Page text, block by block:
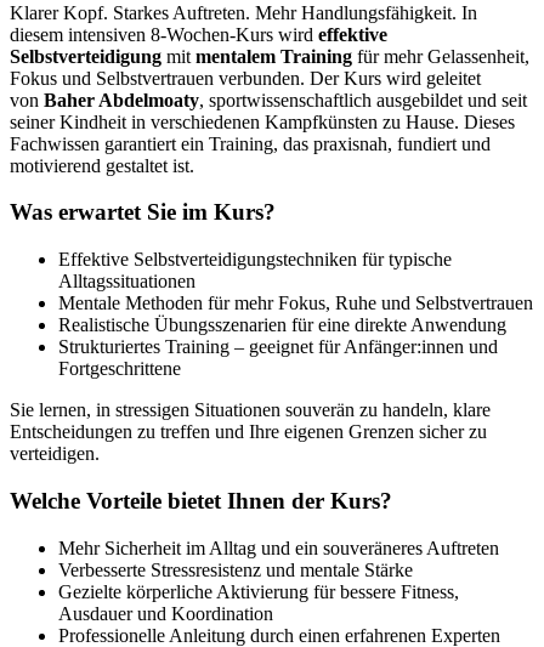
Klarer Kopf. Starkes Auftreten. Mehr Handlungsfähigkeit. In
diesem intensiven 8‑Wochen‑Kurs wird effektive
Selbstverteidigung mit mentalem Training für mehr Gelassenheit,
Fokus und Selbstvertrauen verbunden. Der Kurs wird geleitet
von Baher Abdelmoaty, sportwissenschaftlich ausgebildet und seit
seiner Kindheit in verschiedenen Kampfkünsten zu Hause. Dieses
Fachwissen garantiert ein Training, das praxisnah, fundiert und
motivierend gestaltet ist.
Was erwartet Sie im Kurs?
Effektive Selbstverteidigungstechniken für typische
Alltagssituationen
Mentale Methoden für mehr Fokus, Ruhe und Selbstvertrauen
Realistische Übungsszenarien für eine direkte Anwendung
Strukturiertes Training – geeignet für Anfänger:innen und
Fortgeschrittene
Sie lernen, in stressigen Situationen souverän zu handeln, klare
Entscheidungen zu treffen und Ihre eigenen Grenzen sicher zu
verteidigen.
Welche Vorteile bietet Ihnen der Kurs?
Mehr Sicherheit im Alltag und ein souveräneres Auftreten
Verbesserte Stressresistenz und mentale Stärke
Gezielte körperliche Aktivierung für bessere Fitness,
Ausdauer und Koordination
Professionelle Anleitung durch einen erfahrenen Experten